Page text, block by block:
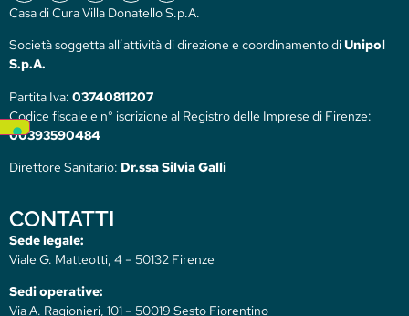
Casa di Cura Villa Donatello S.p.A.
Società soggetta all’attività di direzione e coordinamento diUnipol
S.p.A.
Partita Iva: 03740811207
Codice fiscale e n° iscrizione al Registro delle Imprese di Firenze:
00393590484
Direttore Sanitario: Dr.ssa Silvia Galli
CONTATTI
Sede legale:
Viale G. Matteotti, 4 – 50132 Firenze
Sedi operative:
Via A. Ragionieri, 101 – 50019 Sesto Fiorentino